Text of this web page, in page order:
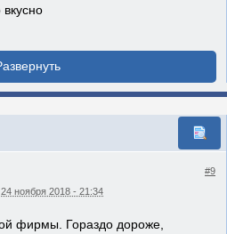
#9
24 ноября 2018 - 21:34
фирмы. Гораздо дороже,